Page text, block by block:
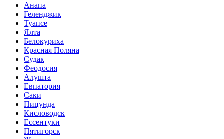
Анапа
Геленджик
Туапсе
Ялта
Белокуриха
Красная Поляна
Судак
Феодосия
Алушта
Евпатория
Саки
Пицунда
Кисловодск
Ессентуки
Пятигорск